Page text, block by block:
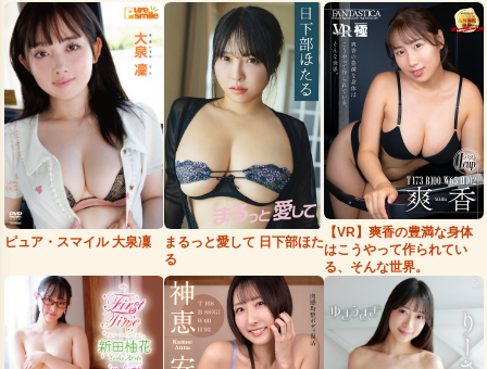
ピュア・スマイル 大泉凜
まるっと愛して 日下部ほた
る
【VR】爽香の豊満な身体
はこうやって作られてい
る、そんな世界。